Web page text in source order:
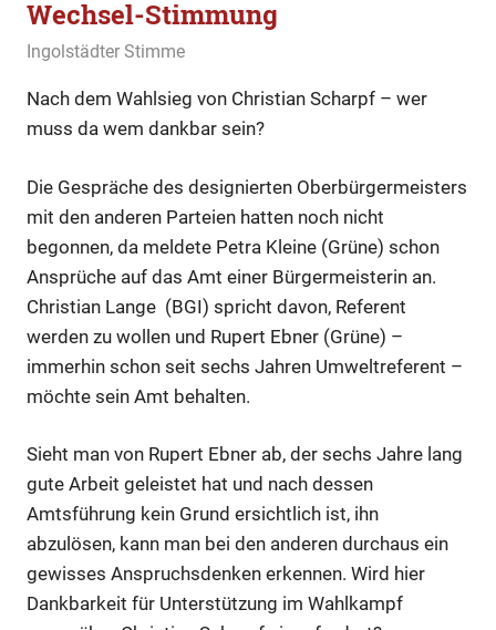
Wechsel-Stimmung
1. April 2020
Ingolstädter Stimme
Nach dem Wahlsieg von Christian Scharpf – wer
muss da wem dankbar sein?
Die Gespräche des designierten Oberbürgermeisters
mit den anderen Parteien hatten noch nicht
begonnen, da meldete Petra Kleine (Grüne) schon
Ansprüche auf das Amt einer Bürgermeisterin an.
Christian Lange (BGI) spricht davon, Referent
werden zu wollen und Rupert Ebner (Grüne) –
immerhin schon seit sechs Jahren Umweltreferent –
möchte sein Amt behalten.
Sieht man von Rupert Ebner ab, der sechs Jahre lang
gute Arbeit geleistet hat und nach dessen
Amtsführung kein Grund ersichtlich ist, ihn
abzulösen, kann man bei den anderen durchaus ein
gewisses Anspruchsdenken erkennen. Wird hier
Dankbarkeit für Unterstützung im Wahlkampf